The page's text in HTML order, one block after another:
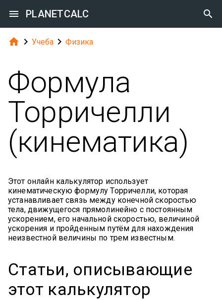
 PLANETCALC 
  Учеба  Физика
Формула
Торричелли
(кинематика)
Этот онлайн калькулятор использует
кинематическую формулу Торричелли, которая
устанавливает связь между конечной скоростью
тела, движущегося прямолинейно с постоянным
ускорением, его начальной скоростью, величиной
ускорения и пройденным путём для нахождения
неизвестной величины по трем известным.
Статьи, описывающие
этот калькулятор